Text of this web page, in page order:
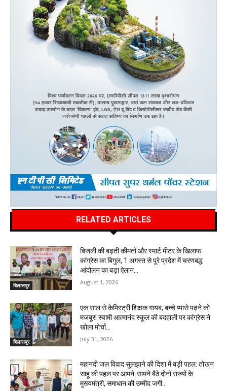
RELATED ARTICLES
बिलासपुर
बिजली की बढ़ती कीमतों और स्मार्ट मीटर के खिलाफ
कांग्रेस का बिगुल, 1 अगस्त से पूरे प्रदेश में चरणबद्ध
आंदोलन का बड़ा ऐलान…
August 1, 2026
बिलासपुर
एक साल से केमिस्ट्री शिक्षक गायब, बच्चे प्यासे पढ़ने को
मजबूर! स्वामी आत्मानंद स्कूल की बदहाली पर कांग्रेस ने
खोला मोर्चा…
July 31, 2026
महानदी जल विवाद सुलझाने की दिशा में बड़ी पहल: तोखन
साहू की पहल पर आमने-सामने बैठे दोनों राज्यों के
मुख्यमंत्री, समाधान की उम्मीद जगी…